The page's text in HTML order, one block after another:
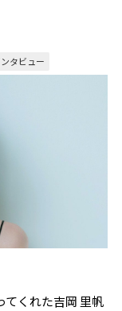
タビュー
てくれた吉岡 里帆